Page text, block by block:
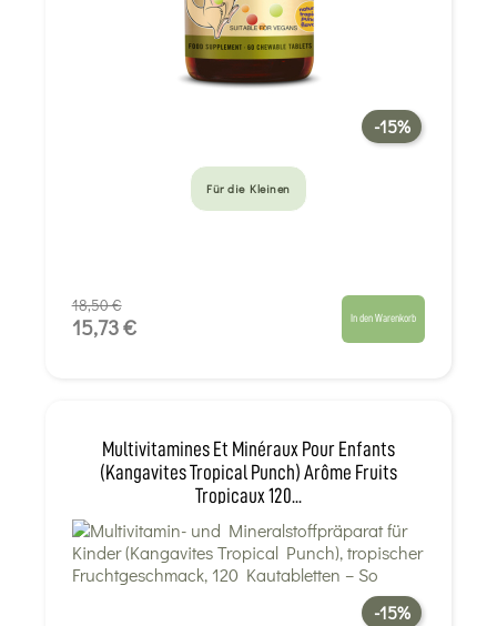
-15%
Für die Kleinen
18,50 €
15,73 € In den Warenkorb
Multivitamines Et Minéraux Pour Enfants
(Kangavites Tropical Punch) Arôme Fruits
Tropicaux 120...
-15%